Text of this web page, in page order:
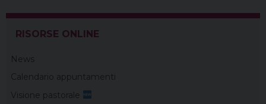
RISORSE ONLINE
News
Calendario appuntamenti
Visione pastorale